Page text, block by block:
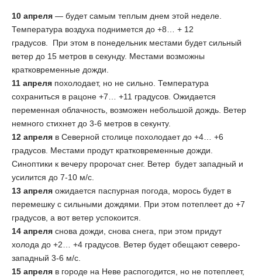
10 апреля — будет самым теплым днем этой неделе.
Температура воздуха поднимется до +8… + 12
градусов. При этом в понедельник местами будет сильный
ветер до 15 метров в секунду. Местами возможны
кратковременные дожди.
11 апреля похолодает, но не сильно. Температура
сохраниться в рацоне +7… +11 градусов. Ожидается
переменная облачность, возможен небольшой дождь. Ветер
немного стихнет до 3-6 метров в секунту.
12 апреля в Северной столице похолодает до +4… +6
градусов. Местами продут кратковременные дожди.
Синоптики к вечеру пророчат снег. Ветер будет западный и
усилится до 7-10 м/с.
13 апреля ожидается паспурная погода, морось будет в
перемешку с сильными дождями. При этом потеплеет до +7
градусов, а вот ветер успокоится.
14 апреля снова дожди, снова снега, при этом придут
холода до +2… +4 градусов. Ветер будет обещают северо-
западный 3-6 м/с.
15 апреля в городе на Неве распогодится, но не потеплеет,